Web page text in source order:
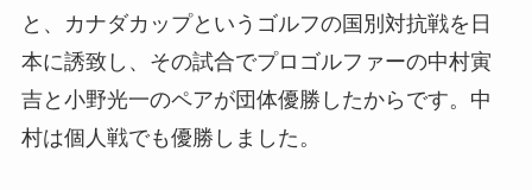
と、カナダカップというゴルフの国別対抗戦を日
本に誘致し、その試合でプロゴルファーの中村寅
吉と小野光一のペアが団体優勝したからです。中
村は個人戦でも優勝しました。